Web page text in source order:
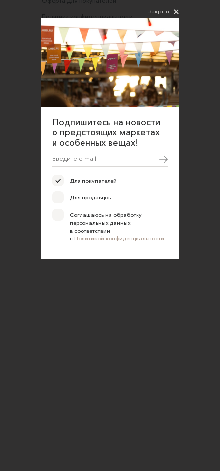
Политика конфиденциальности
Согласие на обработку персональных данных
Закрыть
Подпишитесь на новости
о предстоящих маркетах
и особенных вещах!
Для покупателей
Для продавцов
Соглашаюсь на обработку
персональных данных
в соответствии
с Политикой конфиденциальности